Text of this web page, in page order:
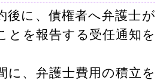
後に、債権者へ弁護士が
とを報告する受任通知を
に、弁護士費用の積立を